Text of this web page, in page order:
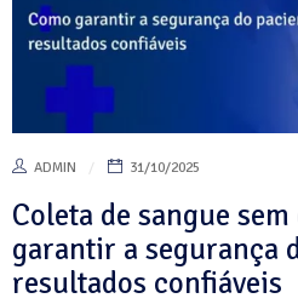
ADMIN 31/10/2025
Coleta de sangue
garantir a segurança
resultados confiáveis